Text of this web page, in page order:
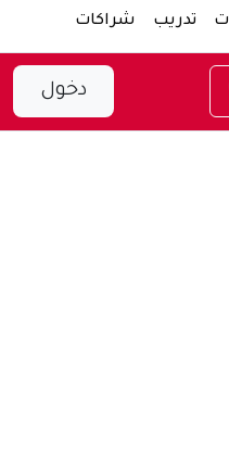
تدريب شراكات
دخول